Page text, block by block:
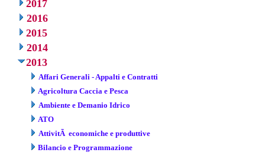
2017
2016
2015
2014
2013
Affari Generali - Appalti e Contratti
Agricoltura Caccia e Pesca
Ambiente e Demanio Idrico
ATO
AttivitÃ economiche e produttive
Bilancio e Programmazione